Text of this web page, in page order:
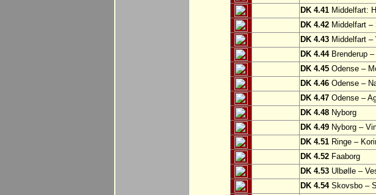
DK 4.41 Middelfart:
DK 4.42 Middelfart –
DK 4.43 Middelfart –
DK 4.44Brenderup –
DK 4.45 Odense –
DK 4.46 Odense –
DK 4.47 Odense –
DK 4.48 Nyborg
DK 4.49 Nyborg –
DK 4.51 Ringe –
DK 4.52 Faaborg
DK 4.53 Ulbølle –
DK 4.54Skovsbo –